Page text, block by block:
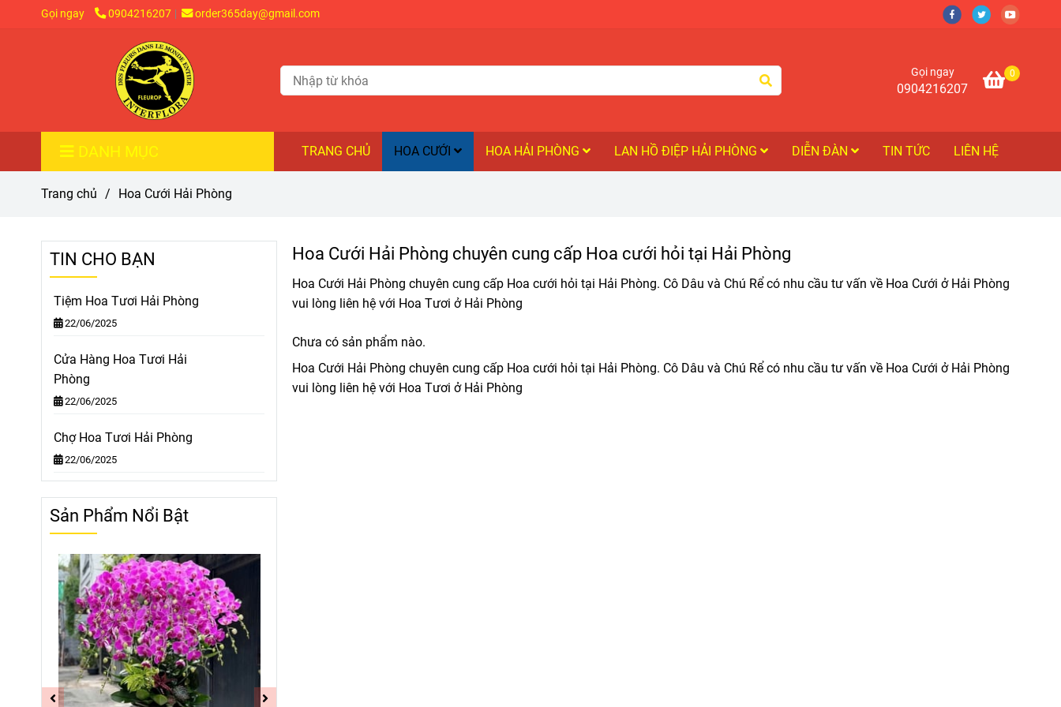
Gọi ngay 0904216207 order365day@gmail.com
Gọi ngay
0904216207
0
DANH MỤC TRANG CHỦ HOA CƯỚI HOA HẢI PHÒNG LAN HỒ ĐIỆP HẢI PHÒNG DIỄN ĐÀN TIN TỨC LIÊN HỆ
Trang chủ / Hoa Cưới Hải Phòng
Hoa Cưới Hải Phòng chuyên cung cấp Hoa cưới hỏi tại Hải Phòng
Hoa Cưới Hải Phòng chuyên cung cấp Hoa cưới hỏi tại Hải Phòng. Cô Dâu và Chú Rể có nhu cầu tư vấn về Hoa Cưới ở Hải Phòng
vui lòng liên hệ với Hoa Tươi ở Hải Phòng
Chưa có sản phẩm nào.
Hoa Cưới Hải Phòng chuyên cung cấp Hoa cưới hỏi tại Hải Phòng. Cô Dâu và Chú Rể có nhu cầu tư vấn về Hoa Cưới ở Hải Phòng
vui lòng liên hệ với Hoa Tươi ở Hải Phòng
TIN CHO BẠN
Tiệm Hoa Tươi Hải Phòng
22/06/2025
Cửa Hàng Hoa Tươi Hải
Phòng
22/06/2025
Chợ Hoa Tươi Hải Phòng
22/06/2025
Sản Phẩm Nổi Bật